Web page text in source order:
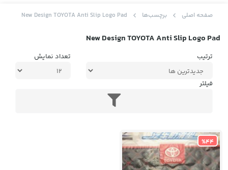
صفحه اصلی برچسب‌ها New Design TOYOTA Anti Slip Logo Pad
New Design TOYOTA Anti Slip Logo Pad
ترتیب تعداد نمایش
فیلتر
%44